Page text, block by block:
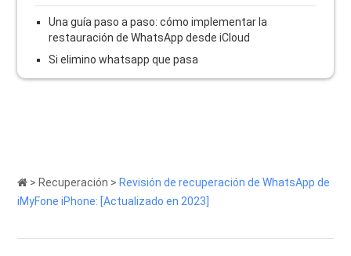
Una guía paso a paso: cómo implementar la
restauración de WhatsApp desde iCloud
Si elimino whatsapp que pasa
> Recuperación > Revisión de recuperación de WhatsApp de
iMyFone iPhone: [Actualizado en 2023]